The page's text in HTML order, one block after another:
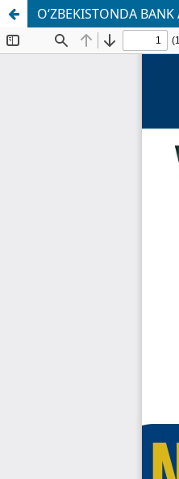
O‘ZBEKISTONDA